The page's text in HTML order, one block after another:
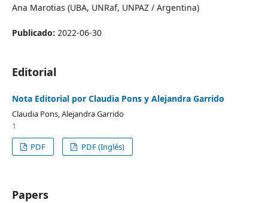
Ana Marotias (UBA, UNRaf, UNPAZ / Argentina)
Publicado: 2022-06-30
Editorial
Nota Editorial por Claudia Pons y Alejandra Garrido
Claudia Pons, Alejandra Garrido
1
PDF
PDF (Inglés)
Papers